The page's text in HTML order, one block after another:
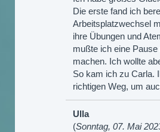
Die erste fand ich
Arbeitsplatzwechsel
ihre Übungen und
mußte ich eine
machen. Ich wollte
So kam ich zu Carla.
richtigen Weg, um
Ulla
(Sonntag, 07. Mai